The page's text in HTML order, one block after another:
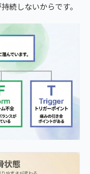
続しないからです。